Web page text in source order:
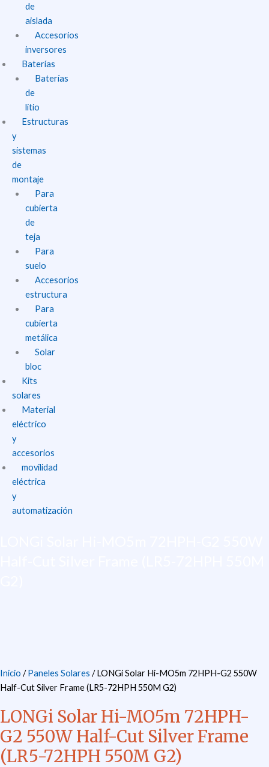
de
aislada
Accesorios
inversores
Baterías
Baterías
de
litio
Estructuras
y
sistemas
de
montaje
Para
cubierta
de
teja
Para
suelo
Accesorios
estructura
Para
cubierta
metálica
Solar
bloc
Kits
solares
Material
eléctrico
y
accesorios
movilidad
eléctrica
y
automatización
Inicio /Paneles Solares / LONGi Solar Hi-MO5m 72HPH-G2 550W
Half-Cut Silver Frame (LR5-72HPH 550M G2)
LONGi Solar Hi-MO5m 72HPH-
G2 550W Half-Cut Silver Frame
(LR5-72HPH 550M G2)